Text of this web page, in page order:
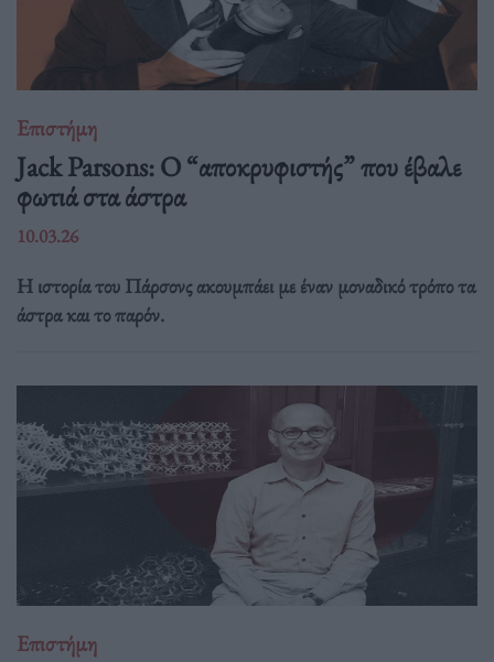
Επιστήμη
Jack Parsons: O “αποκρυφιστής” που έβαλε
φωτιά στα άστρα
10.03.26
Η ιστορία του Πάρσονς ακουμπάει με έναν μοναδικό τρόπο τα
άστρα και το παρόν.
Επιστήμη